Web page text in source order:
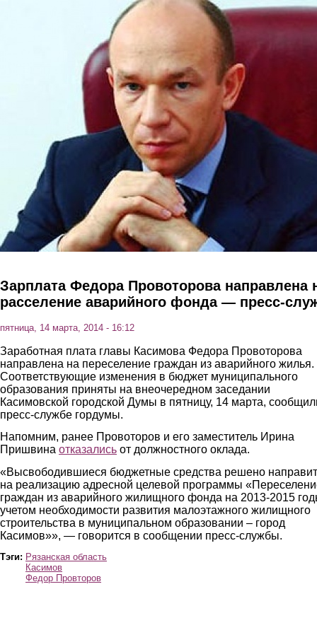
Перейти к основному содержанию
Зарплата Федора Провоторова направлена
расселение аварийного фонда — пресс-
пятница, 14 марта, 2014 - 16:12
Заработная плата главы Касимова Федора Провоторова
направлена на переселение граждан из аварийного жилья.
Соответствующие изменения в бюджет муниципального
образования приняты на внеочередном заседании
Касимовской городской Думы в пятницу, 14 марта,
пресс-службе гордумы.
Напомним, ранее Провоторов и его заместитель Ирина
Пришвина отказались от должностного оклада.
«Высвободившиеся бюджетные средства решено
на реализацию адресной целевой программы
граждан из аварийного жилищного фонда на 2013-2015
учетом необходимости развития малоэтажного жилищного
строительства в муниципальном образовании – город
Касимов»», — говорится в сообщении пресс-службы.
Тэги: Рязанская область
Касимов
Федор Провторов